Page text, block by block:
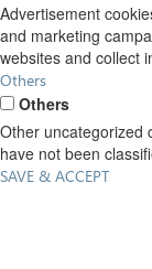
Advertisement
and marketing
websites and collect
Others
Others
Other uncategorized
have not been
SAVE & ACCEPT